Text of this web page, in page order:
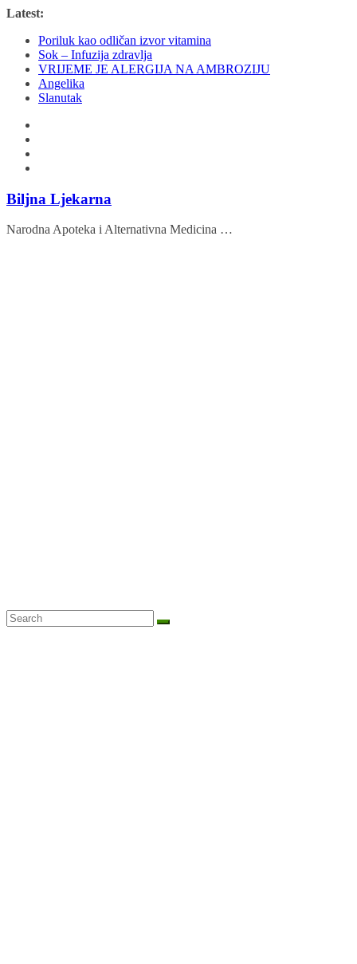
Skip
content
Latest:
Poriluk kao odličan izvor vitamina
Sok – Infuzija zdravlja
VRIJEME JE ALERGIJA NA AMBROZIJU
Angelika
Slanutak
Biljna Ljekarna
Narodna Apoteka i Alternativna Medicina …